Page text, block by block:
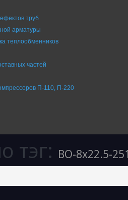
труб
арматуры
теплообменников
частей
П-110, П-220
тэг: ВО-8х22.5-